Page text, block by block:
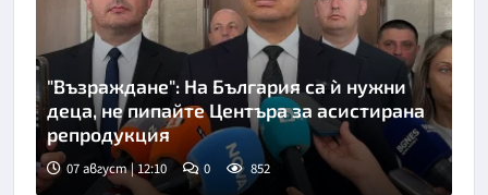
"Възраждане": На България са ѝ нужни
деца, не пипайте Центъра за асистирана
репродукция
07 август | 12:10 0 852